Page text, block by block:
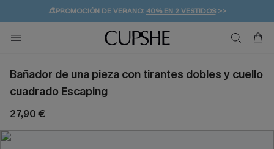
👒PROMOCIÓN DE VERANO:-10% EN 2 VESTIDOS>>
💌¡SUSCRIBIRSE & GANAR -10% EXTRA!
🚚ENVÍO GRATUITO A PARTIR DE 49 € >>
Bañador de una pieza con tirantes dobles y cuello
cuadrado Escaping
27,90 €